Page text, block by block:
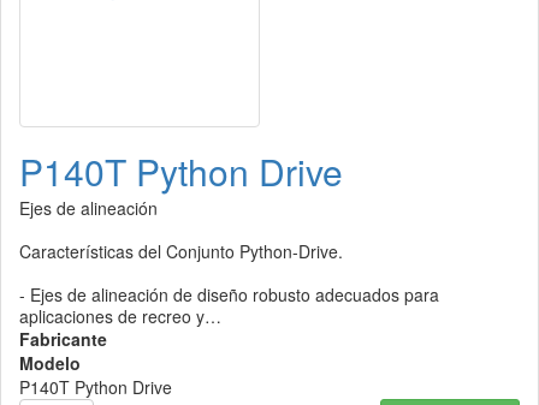
P140T Python Drive
Ejes de alineación
Características del Conjunto Python-Drive.
- Ejes de alineación de diseño robusto adecuados para
aplicaciones de recreo y…
Fabricante
Modelo
P140T Python Drive